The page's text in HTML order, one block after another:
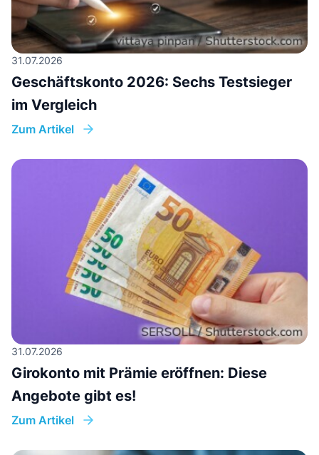
31.07.2026
Geschäftskonto 2026: Sechs Testsieger
im Vergleich
Zum Artikel
31.07.2026
Girokonto mit Prämie eröffnen: Diese
Angebote gibt es!
Zum Artikel